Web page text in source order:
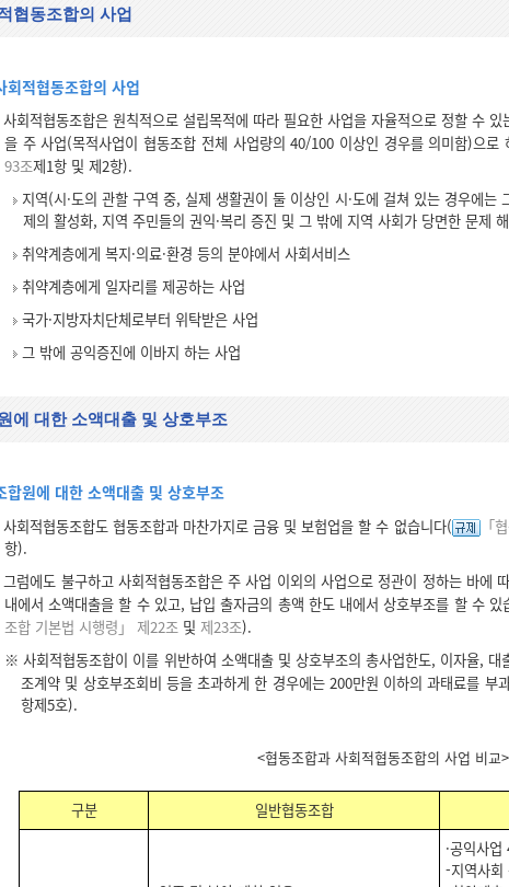
협동조합의 사업
회적협동조합의 사업
사회적협동조합은 원칙적으로 설립목적에 따라 필요한 사업을 자율적으로 정할 수
을 주 사업(목적사업이 협동조합 전체 사업량의 40/100 이상인 경우를 의미함)으로
93조제1항 및 제2항).
지역(시·도의 관할 구역 중, 실제 생활권이 둘 이상인 시·도에 걸쳐 있는 경우에는
제의 활성화, 지역 주민들의 권익·복리 증진 및 그 밖에 지역 사회가 당면한 문제
취약계층에게 복지·의료·환경 등의 분야에서 사회서비스
취약계층에게 일자리를 제공하는 사업
국가·지방자치단체로부터 위탁받은 사업
그 밖에 공익증진에 이바지 하는 사업
에 대한 소액대출 및 상호부조
합원에 대한 소액대출 및 상호부조
사회적협동조합도 협동조합과 마찬가지로 금융 및 보험업을 할 수 없습니다( 「
항).
그럼에도 불구하고 사회적협동조합은 주 사업 이외의 사업으로 정관이 정하는 바에
내에서 소액대출을 할 수 있고, 납입 출자금의 총액 한도 내에서 상호부조를 할 수 있
조합 기본법 시행령」 제22조 및 제23조).
※ 사회적협동조합이 이를 위반하여 소액대출 및 상호부조의 총사업한도, 이자율,
조계약 및 상호부조회비 등을 초과하게 한 경우에는 200만원 이하의 과태료를 부
항제5호).
<협동조합과 사회적협동조합의 사업 비교>
구분 일반협동조합
·공익사
-지역사회